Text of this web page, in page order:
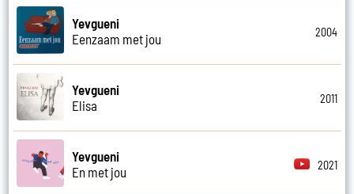
Yevgueni
Eenzaam met jou
2004
Yevgueni
Elisa
2011
Yevgueni
En met jou
2021